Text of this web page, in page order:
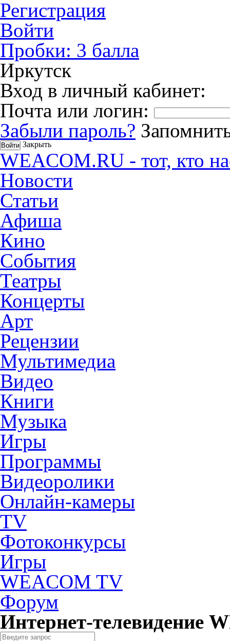
Регистрация
Войти
Пробки: 3 балла
Иркутск
Вход в личный кабинет:
Почта или логин:
Забыли пароль?
Закрыть
WEACOM.RU - тот, кто
Новости
Статьи
Афиша
Кино
События
Театры
Концерты
Арт
Рецензии
Мультимедиа
Видео
Книги
Музыка
Игры
Программы
Видеоролики
Онлайн-камеры
TV
Фотоконкурсы
Игры
WEACOM TV
Форум
Интернет-телевидение